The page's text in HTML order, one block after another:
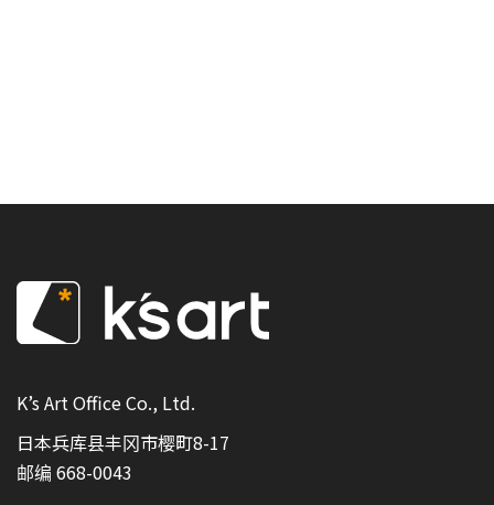
K’s Art Office Co., Ltd.
日本兵库县丰冈市樱町8-17
邮编 668-0043